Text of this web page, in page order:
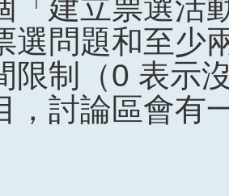
「建立票選活
選問題和至少
限制（0 表示
，討論區會有